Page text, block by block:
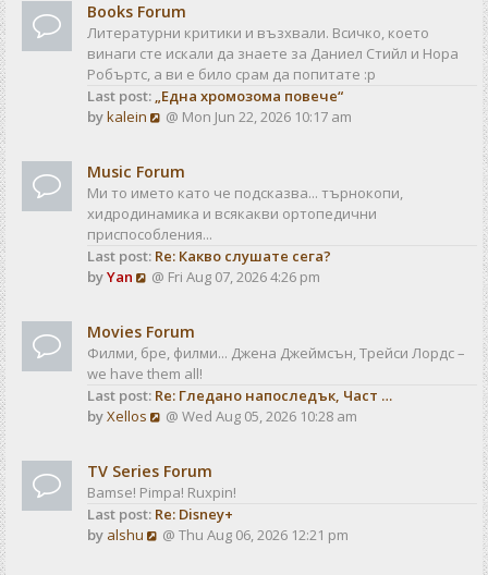
p
o
s
w
t
h
e
l
a
s
t
p
o
s
t
Books Forum
Литературни критики и възхвали. Всичко, което
винаги сте искали да знаете за Даниел Стийл и Нора
Робъртс, а ви е било срам да попитате :р
Last post: „Една хромозома повече“
bykalein
V
w
t
h
e
l
a
s
t
p
o
s
@ Mon Jun 22, 2026 10:17 am
Music Forum
Ми то името като че подсказва... търнокопи,
хидродинамика и всякакви ортопедични
приспособления...
Last post: Re: Какво слушате сега?
byYan
V
w
t
h
e
e
s
t
p
@ Fri Aug 07, 2026 4:26 pm
Movies Forum
Филми, бре, филми... Джена Джеймсън, Трейси Лордс –
we have them all!
Last post: Re: Гледано напоследък, Част …
byXellos
V
w
t
h
e
@ Wed Aug 05, 2026 10:28 am
TV Series Forum
Bamse! Pimpa! Ruxpin!
Last post: Re: Disney+
by alshu
V@ Thu Aug 06, 2026 12:21 pm